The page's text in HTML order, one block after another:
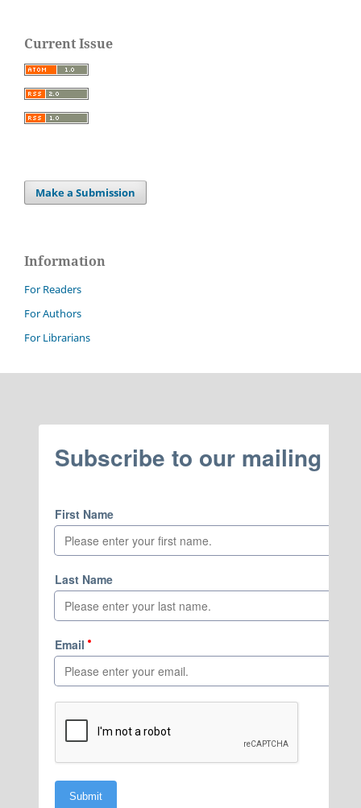
Current Issue
Make a Submission
Information
For Readers
For Authors
For Librarians